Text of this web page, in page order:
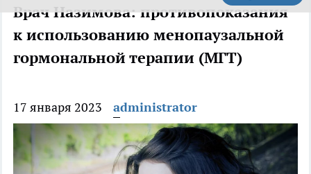
Врач Назимова: противопоказания
к использованию менопаузальной
гормональной терапии (МГТ)
17 января 2023 administrator